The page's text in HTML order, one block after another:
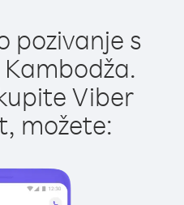
pozivanje s
Viber
možete: